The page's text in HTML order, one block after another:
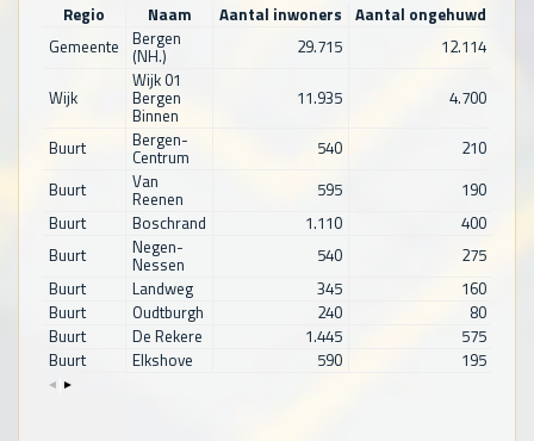
Regio Naam Aantal inwoners Aantal ongehuwd
Gemeente Bergen
(NH.) 29.715 12.114
Wijk
Wijk 01
Bergen
Binnen
11.935 4.700
Buurt Bergen-
Centrum 540
210
Buurt
Van
Reenen 595
190
Buurt
Boschrand 1.110
400
Buurt
Negen-
Nessen 540
275
Buurt
Landweg 345
160
Buurt
Oudtburgh 240
80
Buurt
De Rekere 1.445
575
Buurt
Elkshove 590 195